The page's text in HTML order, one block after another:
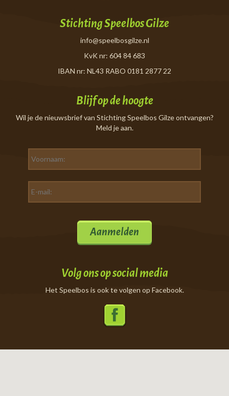
Stichting Speelbos Gilze
info@speelbosgilze.nl
KvK nr: 604 84 683
IBAN nr: NL43 RABO 0181 2877 22
Blijf op de hoogte
Wil je de nieuwsbrief van Stichting Speelbos Gilze ontvangen?
Meld je aan.
Aanmelden
Volg ons op social media
Het Speelbos is ook te volgen op Facebook.